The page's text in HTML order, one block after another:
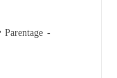
Parentage